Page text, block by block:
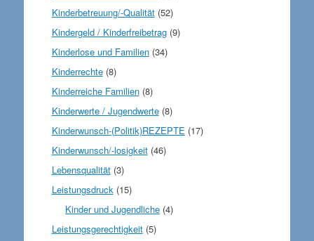
Kinderbetreuung/-Qualität(52)
Kindergeld / Kinderfreibetrag(9)
Kinderlose und Familien(34)
Kinderrechte(8)
Kinderreiche Familien(8)
Kinderwerte / Jugendwerte(8)
Kinderwunsch-(Politik)REZEPTE (17)
Kinderwunsch/-losigkeit(46)
Lebensqualität(3)
Leistungsdruck(15)
Kinder und Jugendliche (4)
Leistungsgerechtigkeit(5)